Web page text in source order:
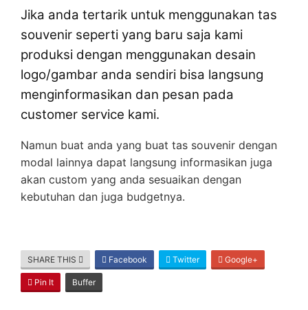
Jika anda tertarik untuk menggunakan tas
souvenir seperti yang baru saja kami
produksi dengan menggunakan desain
logo/gambar anda sendiri bisa langsung
menginformasikan dan pesan pada
customer service kami.
Namun buat anda yang buat tas souvenir dengan
modal lainnya dapat langsung informasikan juga
akan custom yang anda sesuaikan dengan
kebutuhan dan juga budgetnya.
SHARE THIS Facebook Twitter Google+
Pin It Buffer